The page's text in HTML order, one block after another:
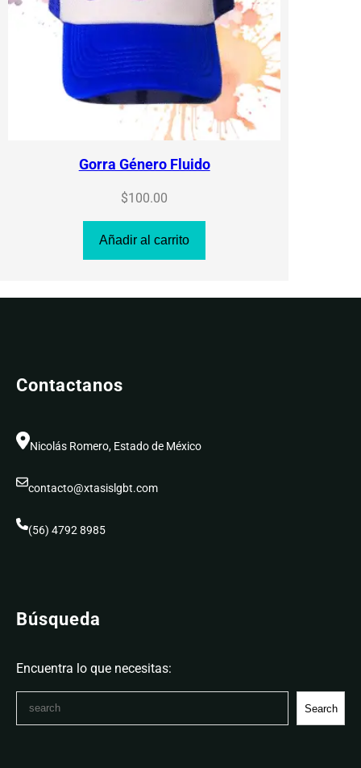
Gorra Género Fluido
$100.00
Añadir al carrito
Contactanos
Nicolás Romero, Estado de México
contacto@xtasislgbt.com
(56) 4792 8985
Búsqueda
Encuentra lo que necesitas:
Search